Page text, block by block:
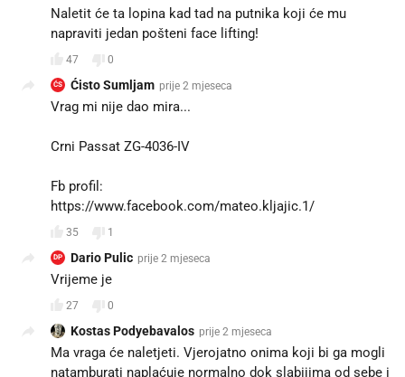
Naletit će ta lopina kad tad na putnika koji će mu
napraviti jedan pošteni face lifting!
47 0
ĆS Ćisto Sumljam prije 2 mjeseca
Vrag mi nije dao mira...
Crni Passat ZG-4036-IV
Fb profil:
https://www.facebook.com/mateo.kljajic.1/
35 1
DP Dario Pulic prije 2 mjeseca
Vrijeme je
27 0
Kostas Podyebavalos prije 2 mjeseca
Ma vraga će naletjeti. Vjerojatno onima koji bi ga mogli
natamburati naplaćuje normalno dok slabijima od sebe i